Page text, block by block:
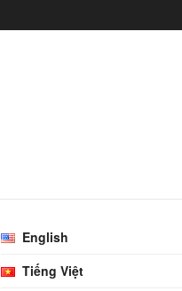
English
Tiếng Việt